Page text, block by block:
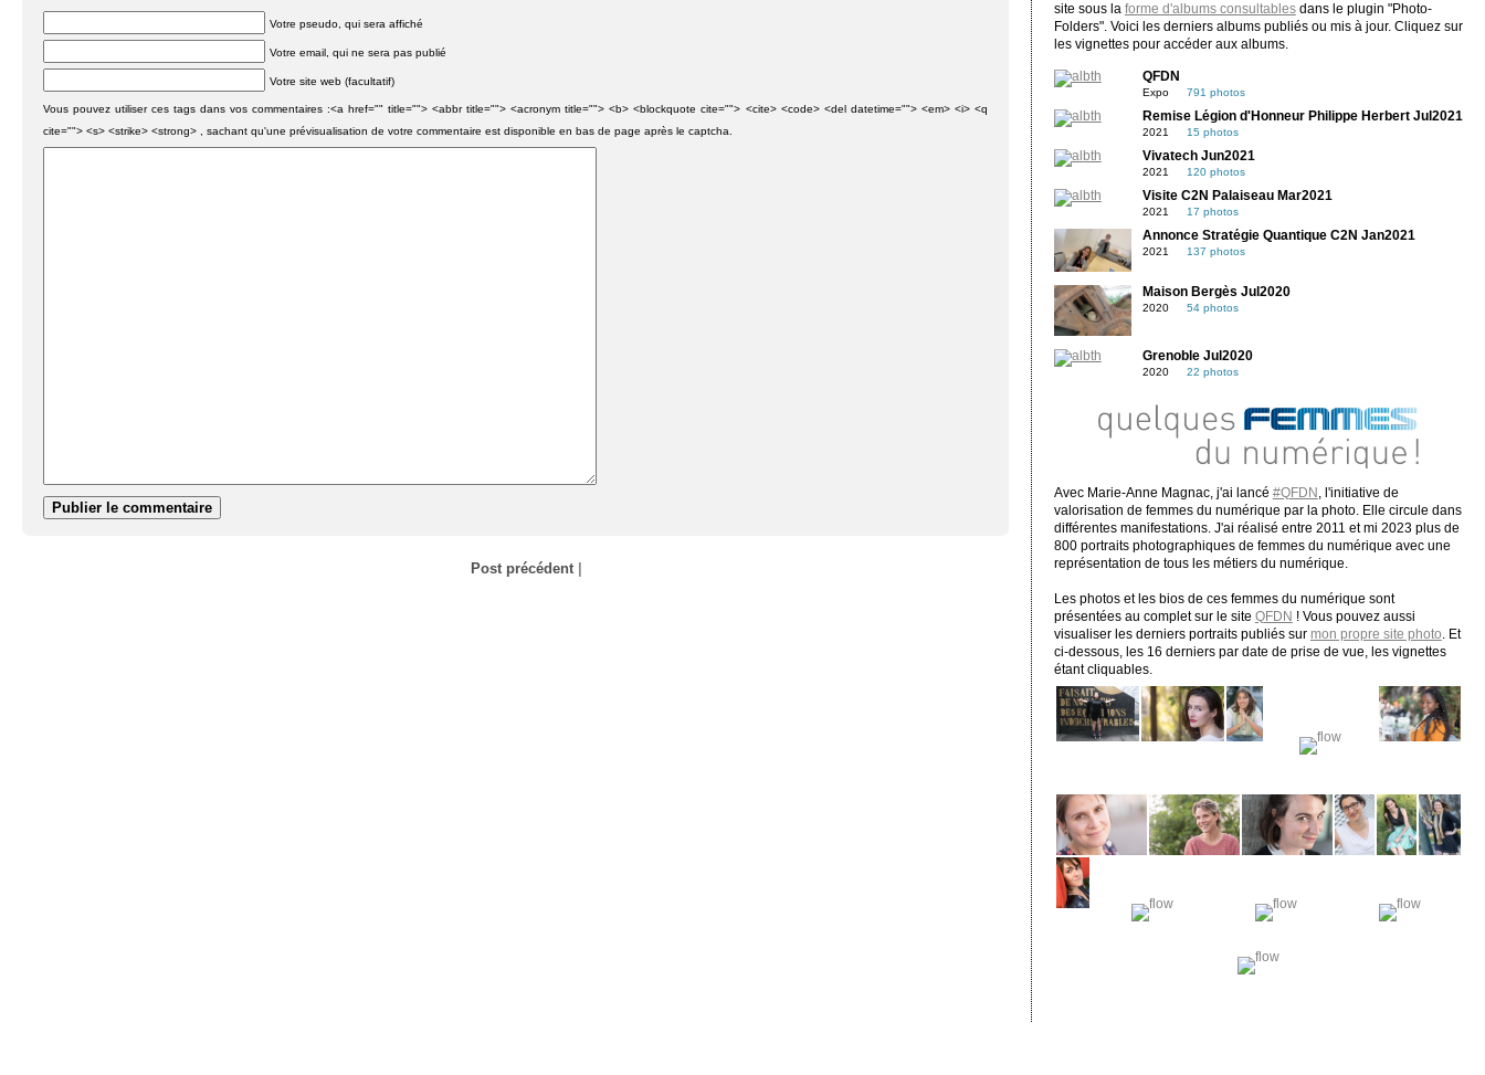
Votre pseudo, qui sera affiché
Votre email, qui ne sera pas publié
Votre site web (facultatif)
Vous pouvez utiliser ces tags dans vos commentaires :<a href="" title=""> <abbr title=""> <acronym title=""> <b> <blockquote cite=""> <cite> <code> <del datetime=""> <em> <i> <q
cite=""> <s> <strike> <strong> , sachant qu'une prévisualisation de votre commentaire est disponible en bas de page après le captcha.
Post précédent|
site sous la forme d'albums consultablesdans le plugin "Photo-
Folders". Voici les derniers albums publiés ou mis à jour. Cliquez sur
les vignettes pour accéder aux albums.
QFDN
Expo 791 photos
Remise Légion d'Honneur Philippe Herbert Jul2021
2021 15 photos
Vivatech Jun2021
2021 120 photos
Visite C2N Palaiseau Mar2021
2021 17 photos
Annonce Stratégie Quantique C2N Jan2021
2021 137 photos
Maison Bergès Jul2020
2020 54 photos
Grenoble Jul2020
2020 22 photos
Avec Marie-Anne Magnac, j'ai lancé #QFDN
, l'initiative de
valorisation de femmes du numérique par la photo. Elle circule dans
différentes manifestations. J'ai réalisé entre 2011 et mi 2023 plus de
800 portraits photographiques de femmes du numérique avec une
représentation de tous les métiers du numérique.
Les photos et les bios de ces femmes du numérique sont
présentées au complet sur le site QFDN ! Vous pouvez aussi
visualiser les derniers portraits publiés sur mon propre site photo . Et
ci-dessous, les 16 derniers par date de prise de vue, les vignettes
étant cliquables.